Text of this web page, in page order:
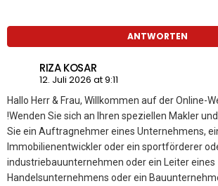
ANTWORTEN
RIZA KOSAR
12. Juli 2026 at 9:11
Hallo Herr & Frau, Willkommen auf der Online-
!Wenden Sie sich an Ihren speziellen Makler
Sie ein Auftragnehmer eines Unternehmens,
Immobilienentwickler oder ein sportförderer
industriebauunternehmen oder ein Leiter eines
Handelsunternehmens oder ein